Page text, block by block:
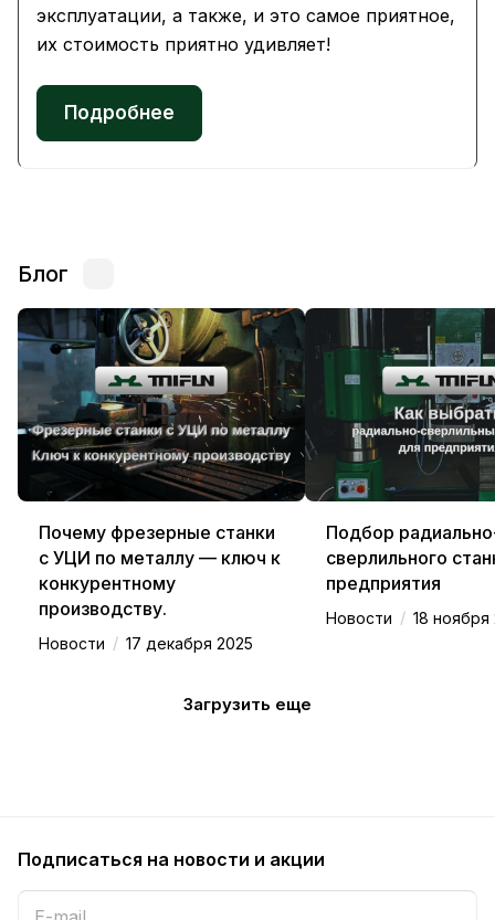
эксплуатации, а также, и это самое приятное,
их стоимость приятно удивляет!
Подробнее
Блог
Почему фрезерные станки
с УЦИ по металлу — ключ к
конкурентному
производству.
Новости / 17 декабря 2025
Подбор
сверлильного
предприятия
Новости / 18 ноября
Загрузить еще
Подписаться на новости и акции